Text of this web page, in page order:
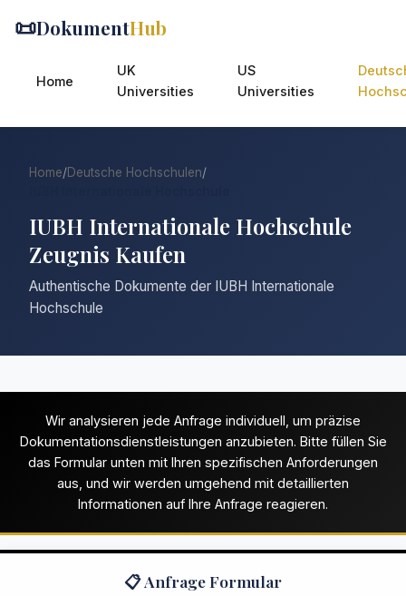
📜DokumentHub
Home
UK
Universities
US
Universities
Home/Deutsche Hochschulen/
IUBH Internationale Hochschule
Zeugnis Kaufen
Authentische Dokumente der IUBH Internationale
Hochschule
Wir analysieren jede Anfrage individuell, um präzise
Dokumentationsdienstleistungen anzubieten. Bitte füllen Sie
das Formular unten mit Ihren spezifischen Anforderungen
aus, und wir werden umgehend mit detaillierten
Informationen auf Ihre Anfrage reagieren.
📋 Anfrage Formular